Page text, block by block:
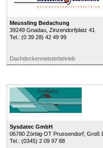
Meussling Bedachung
39249 Gnadau, Zinzendorfplatz 41
Tel.: (0 39 28) 42 49 99
Dachdeckermeisterbetrieb
Sysdatec GmbH
06780 Zörbig OT Prussendorf, Groß
Tel.: (0345) 2 09 97 88